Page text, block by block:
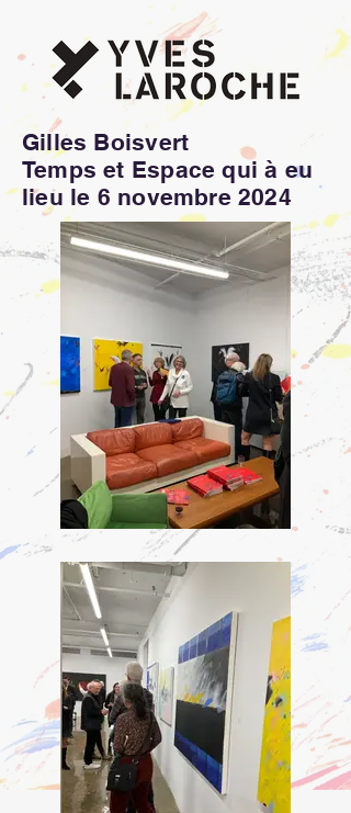
Gilles Boisvert
Temps et Espace qui à eu
lieu le 6 novembre 2024